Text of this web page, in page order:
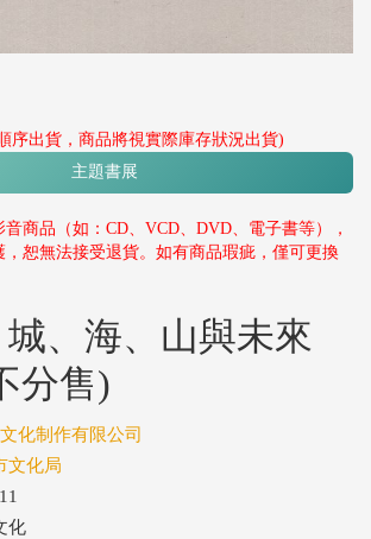
序出貨，商品將視實際庫存狀況出貨)
主題書展
商品（如：CD、VCD、DVD、電子書等），
，恕無法接受退貨。如有商品瑕疵，僅可更換
、海、山與未來
分售)
化制作有限公司
文化局
化